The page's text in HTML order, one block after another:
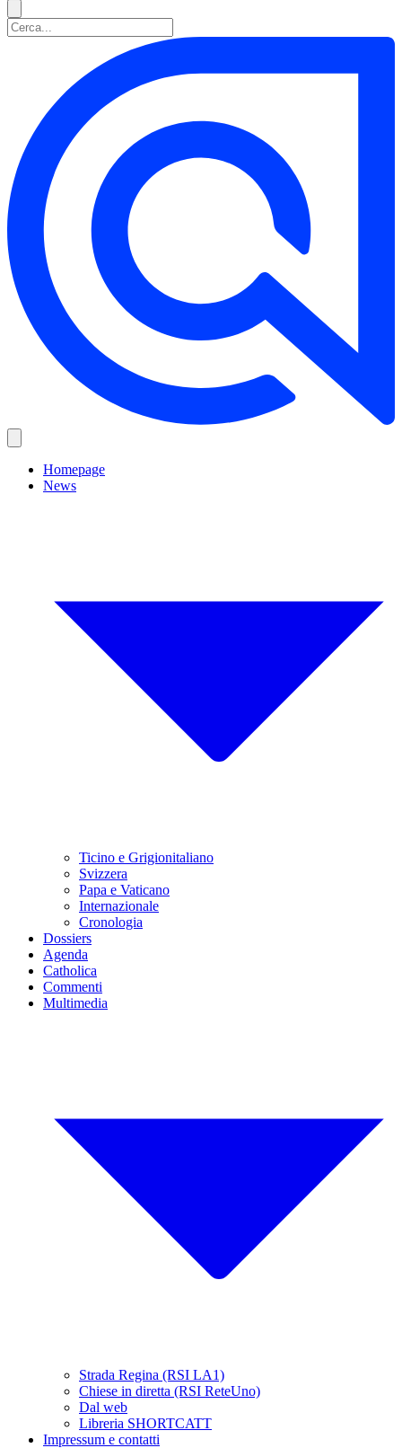
Homepage
News
Ticino e Grigionitaliano
Svizzera
Papa e Vaticano
Internazionale
Cronologia
Dossiers
Agenda
Catholica
Commenti
Multimedia
Strada Regina (RSI LA1)
Chiese in diretta (RSI ReteUno)
Dal web
Libreria SHORTCATT
Impressum e contatti